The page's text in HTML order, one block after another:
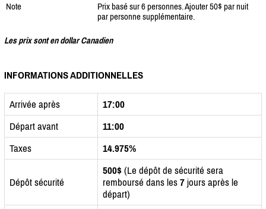
Note
Prix basé sur 6 personnes. Ajouter 50$ par nuit
par personne supplémentaire.
Les prix sont en dollar Canadien
INFORMATIONS ADDITIONNELLES
Arrivée après
17:00
Départ avant
11:00
Taxes
14.975%
Dépôt sécurité
500$ (Le dépôt de sécurité sera
remboursé dans les 7 jours après le
départ)